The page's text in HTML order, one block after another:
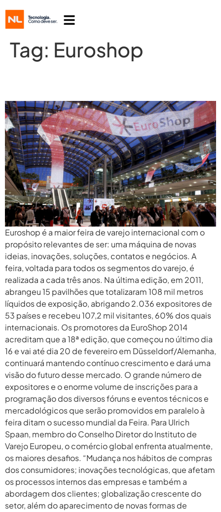
Tag: Euroshop
Euroshop é a maior feira de varejo internacional com o
propósito relevantes de ser: uma máquina de novas
ideias, inovações, soluções, contatos e negócios. A
feira, voltada para todos os segmentos do varejo, é
realizada a cada três anos. Na última edição, em 2011,
abrangeu 15 pavilhões que totalizaram 108 mil metros
líquidos de exposição, abrigando 2.036 expositores de
53 países e recebeu 107,2 mil visitantes, 60% dos quais
internacionais. Os promotores da EuroShop 2014
acreditam que a 18ª edição, que começou no último dia
16 e vai até dia 20 de fevereiro em Düsseldorf/Alemanha,
continuará mantendo contínuo crescimento e dará uma
visão do futuro desse mercado. O grande número de
expositores e o enorme volume de inscrições para a
programação dos diversos fóruns e eventos técnicos e
mercadológicos que serão promovidos em paralelo à
feira ditam o sucesso mundial da Feira. Para Ulrich
Spaan, membro do Conselho Diretor do Instituto de
Varejo Europeu, o comércio global enfrenta atualmente,
os maiores desafios. “Mudança nos hábitos de compras
dos consumidores; inovações tecnológicas, que afetam
os processos internos das empresas e também a
abordagem dos clientes; globalização crescente do
setor, além do aparecimento de novas formas de